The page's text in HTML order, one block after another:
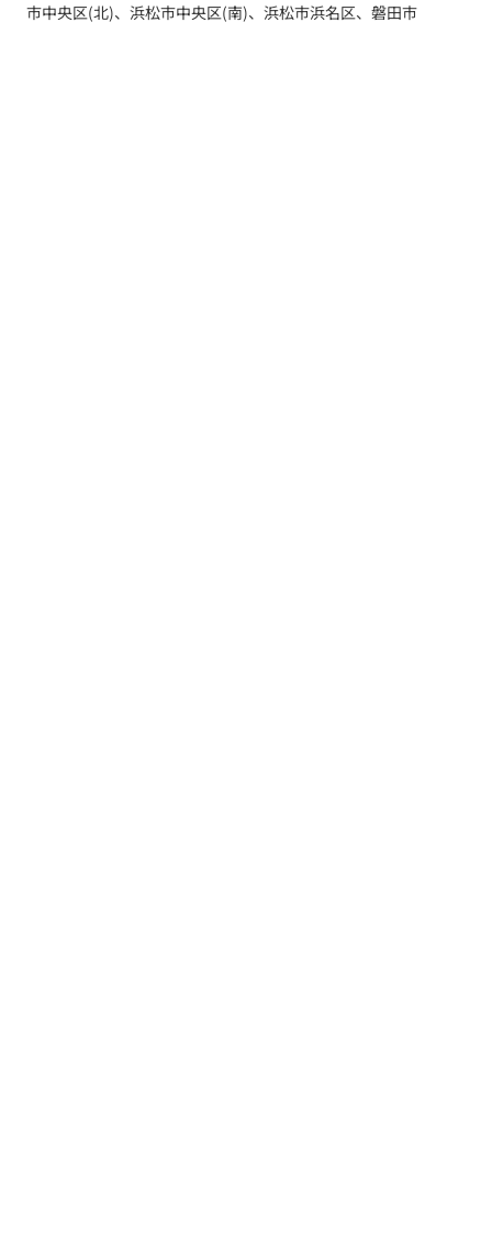
市中央区(北)、浜松市中央区(南)、浜松市浜名区、磐田市